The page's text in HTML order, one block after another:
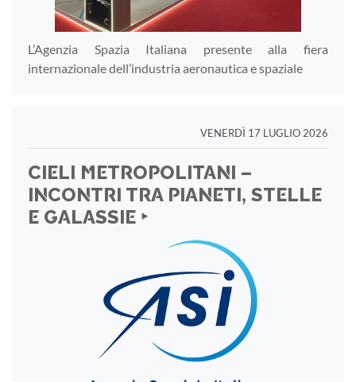
L’Agenzia Spazia Italiana presente alla fiera
internazionale dell’industria aeronautica e spaziale
VENERDÌ 17 LUGLIO 2026
CIELI METROPOLITANI –
INCONTRI TRA PIANETI, STELLE
E GALASSIE ‣